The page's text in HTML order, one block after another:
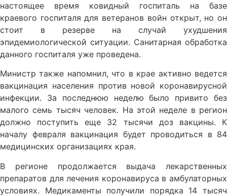
настоящее время ковидный госпиталь на базе
краевого госпиталя для ветеранов войн открыт, но он
стоит в резерве на случай ухудшения
эпидемиологической ситуации. Санитарная обработка
данного госпиталя уже проведена.
Министр также напомнил, что в крае активно ведется
вакцинация населения против новой коронавирусной
инфекции. За последнюю неделю было привито без
малого семь тысяч человек. На этой неделе в регион
должно поступить еще 32 тысячи доз вакцины. К
началу февраля вакцинация будет проводиться в 84
медицинских организациях края.
В регионе продолжается выдача лекарственных
препаратов для лечения коронавируса в амбулаторных
условиях. Медикаменты получили порядка 14 тысяч